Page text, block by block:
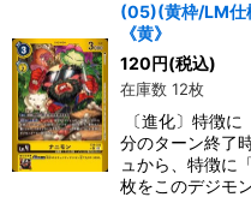
(05)(黄枠/LM仕
《黄》
120円(税込)
在庫数 12枚
〔進化〕特徴
分のターン終了
ュから、特徴に
枚をこのデジモ